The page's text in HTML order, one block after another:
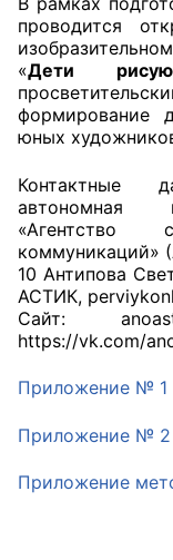
Экспертный
Совет ОП КО
Документы ОП
Регламент
Кодекс
проводится
«Дети
формирование
юных
Контактные
автономная
«Агентство
коммуникаций»
10 Антипова
АСТИК,
Cайт:
https://vk.com/
Приложение № 1
Приложение № 2
Приложение